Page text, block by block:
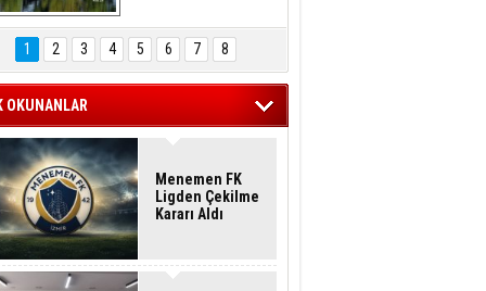
Hasan Eser'in
Objektifinden
1 2 3 4 5 6 7 8
OKUNANLAR
Menemen FK
Ligden Çekilme
Kararı Aldı